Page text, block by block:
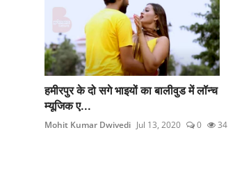
हमीरपुर के दो सगे भाइयों का बालीवुड में लॉन्च
म्यूजिक ए...
Mohit Kumar Dwivedi Jul 13, 2020 0 34